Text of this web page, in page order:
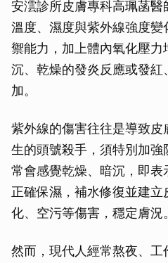
安澐診所皮膚專科高珮菡醫
溫度、濕度與紫外線強度
禦能力，加上體內氧化壓
沉、乾燥的發炎反應或發
加。
紫外線的傷害往往是導致
生的頭號殺手，須特別加
常會感覺乾燥、暗沉，即
正確保濕，補水修復並建
化、空污等傷害，穩定膚況。
然而，現代人經常熬夜、工